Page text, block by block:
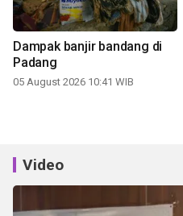
Dampak banjir bandang di
Padang
05 August 2026 10:41 WIB
Video